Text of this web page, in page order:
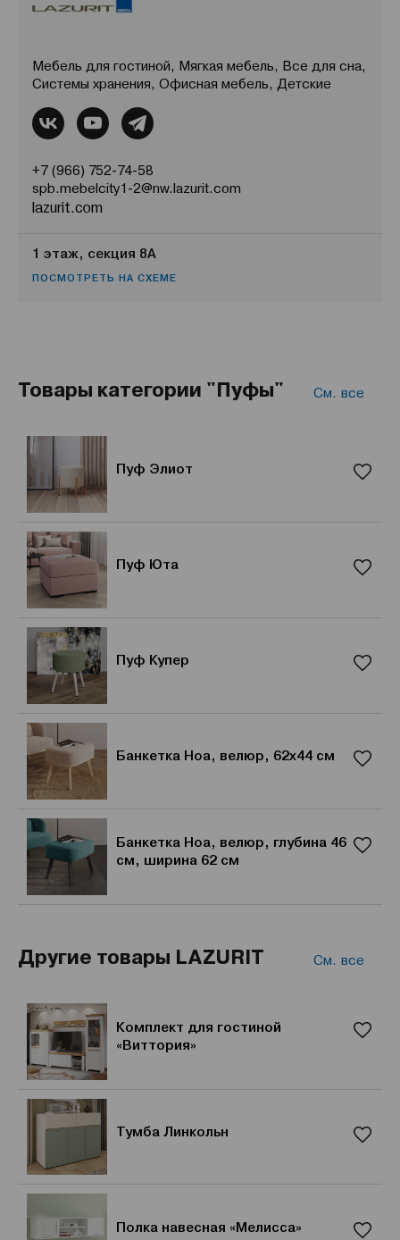
Мебель для гостиной, Мягкая мебель, Все для сна,
Системы хранения, Офисная мебель, Детские
+7 (966) 752-74-58
spb.mebelcity1-2@nw.lazurit.com
lazurit.com
1 этаж, секция 8А
ПОСМОТРЕТЬ НА СХЕМЕ
Товары категории "Пуфы" См. все
Пуф Элиот
Пуф Юта
Пуф Купер
Банкетка Ноа, велюр, 62х44 см
Банкетка Ноа, велюр, глубина 46
см, ширина 62 см
Другие товары LAZURIT См. все
Комплект для гостиной
«Виттория»
Тумба Линкольн
Полка навесная «Мелисса»